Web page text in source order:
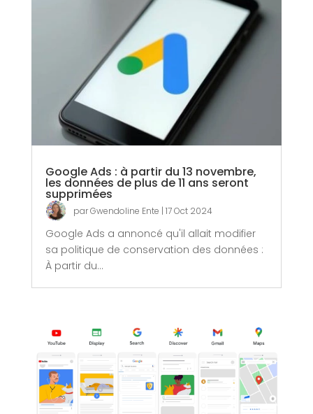
Google Ads : à partir du 13 novembre,
les données de plus de 11 ans seront
supprimées
parGwendoline Ente | 17 Oct 2024
Google Ads a annoncé qu'il allait modifier
sa politique de conservation des données :
À partir du...